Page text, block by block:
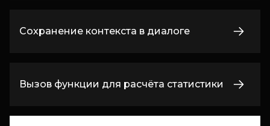
Сохранение контекста в диалоге
Вызов функции для расчёта статистики